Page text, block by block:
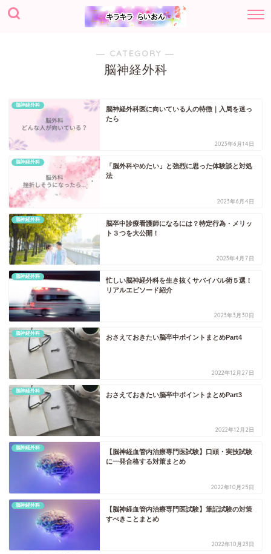
― CATEGORY ―
脳神経外科
脳神経外科
脳神経外科医に向いている人の特徴｜入局を迷っ
たら
2023年6月14日
脳神経外科
「脳外科やめたい」と強烈に思った体験談と対処
法
2023年6月4日
脳神経外科
脳卒中診療看護師になるには？特定行為・メリッ
ト３つを大公開！
2023年4月7日
脳神経外科
忙しい脳神経外科を生き抜くサバイバル術５選！
リアルエピソード紹介
2023年3月30日
脳神経外科
おさえておきたい脳卒中ポイントまとめPart4
2022年12月27日
脳神経外科
おさえておきたい脳卒中ポイントまとめPart3
2022年12月2日
脳神経外科
【脳神経血管内治療専門医試験】口頭・実技試験
に一発合格する対策まとめ
2022年10月25日
脳神経外科
【脳神経血管内治療専門医試験】筆記試験の対策
すべきことまとめ
2022年10月23日